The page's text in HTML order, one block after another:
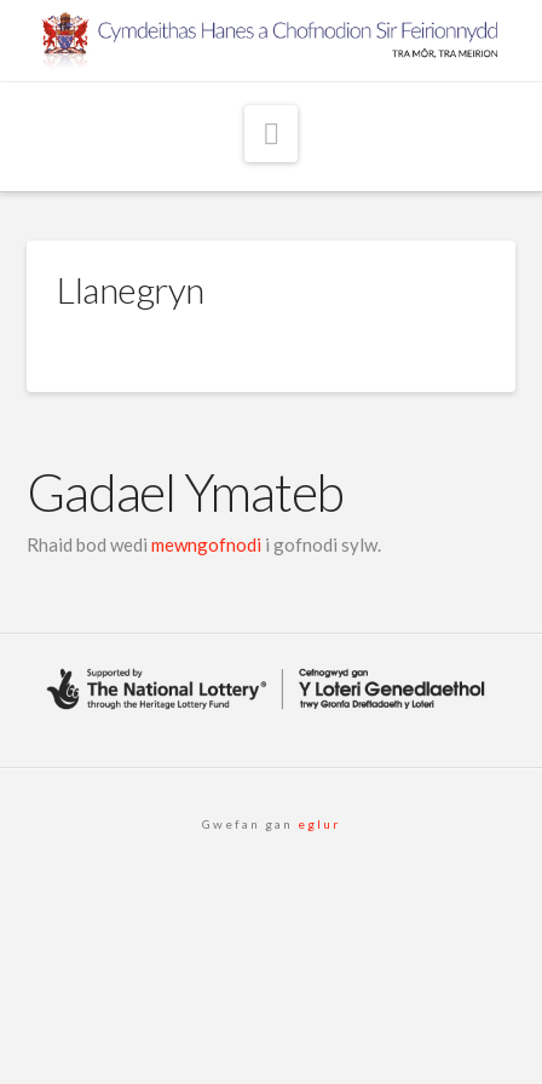
Llanegryn
Gadael Ymateb
Rhaid bod wedimewngofnodi i gofnodi sylw.
Gwefan gan eglur